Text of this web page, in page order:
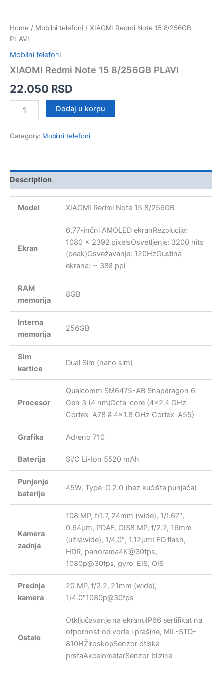
Home / Mobilni telefoni / XIAOMI Redmi Note 15 8/256GB
PLAVI
Mobilni telefoni
XIAOMI Redmi Note 15 8/256GB PLAVI
22.050 RSD
Redmi
15
Dodaj u korpu
Category: Mobilni telefoni
Description
Model XIAOMI Redmi Note 15 8/256GB
Ekran
6,77-inčni AMOLED ekranRezolucija:
1080 x 2392 pixelsOsvetljenje: 3200 nits
(peak)Osvežavanje: 120HzGustina
ekrana: ~ 388 ppi
RAM
memorija
8GB
Interna
memorija
256GB
Sim
kartice
Dual Sim (nano sim)
Procesor
Qualcomm SM6475-AB Snapdragon 6
Gen 3 (4 nm)Octa-core (4×2.4 GHz
Cortex-A78 & 4×1.8 GHz Cortex-A55)
Grafika Adreno 710
Baterija Si/C Li-Ion 5520 mAh
Punjenje
baterije
45W, Type-C 2.0 (bez kućišta punjača)
Kamera
zadnja
108 MP, f/1.7, 24mm (wide), 1/1.67″,
0.64µm, PDAF, OIS8 MP, f/2.2, 16mm
(ultrawide), 1/4.0″, 1.12µmLED flash,
HDR, panorama4K@30fps,
1080p@30fps, gyro-EIS, OIS
Prednja
kamera
20 MP, f/2.2, 21mm (wide),
1/4.0″1080p@30fps
Ostalo
Otključavanje na ekranuIP66 sertifikat na
otpornost od vode i prašine, MIL-STD-
810HŽiroskopSenzor otiska
prstaAkcelometarSenzor blizine